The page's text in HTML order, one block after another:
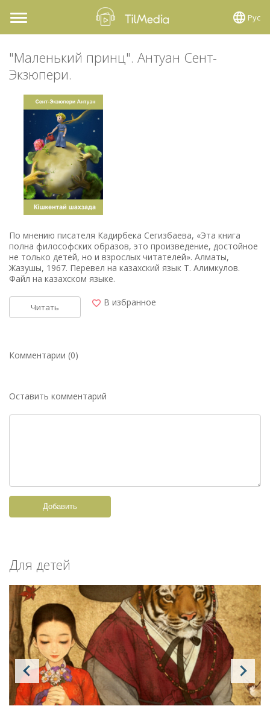
Toggle
navigation
Рус
"Маленький принц". Антуан Сент-
Экзюпери.
По мнению писателя Кадирбека Сегизбаева, «Эта книга
полна философских образов, это произведение, достойное
не только детей, но и взрослых читателей». Алматы,
Жазушы, 1967. Перевел на казахский язык Т. Алимкулов.
Файл на казахском языке.
Читать В избранное
Комментарии (0)
Оставить комментарий
Добавить
Для детей